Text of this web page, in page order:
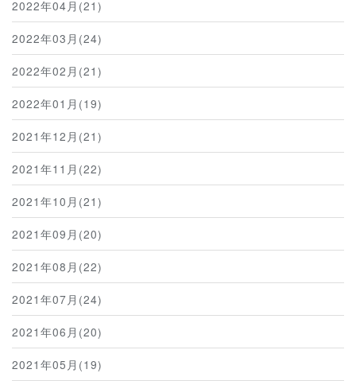
2022年04月(21)
2022年03月(24)
2022年02月(21)
2022年01月(19)
2021年12月(21)
2021年11月(22)
2021年10月(21)
2021年09月(20)
2021年08月(22)
2021年07月(24)
2021年06月(20)
2021年05月(19)